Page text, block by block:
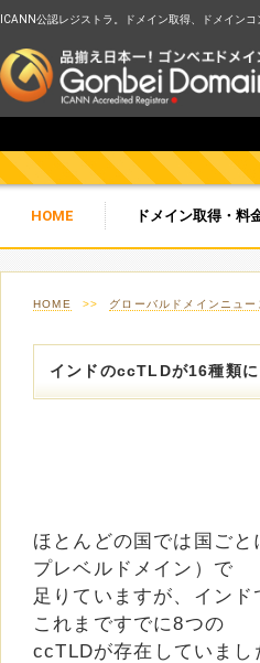
ICANN公認レジストラ。ドメイン取得、ドメイン
HOME ドメイン取得・料
HOME >> グローバルドメインニュー
インドのccTLDが16種類に
ほとんどの国では国ご
プレベルドメイン）で
足りていますが、イン
これまですでに8つの
ccTLDが存在していま